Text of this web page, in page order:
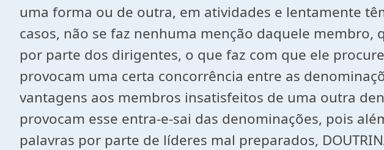
uma forma ou de outra, em atividades e lentamente
casos, não se faz nenhuma menção daquele
por parte dos dirigentes, o que faz com que ele
provocam uma certa concorrência entre as
vantagens aos membros insatisfeitos de uma outra
provocam esse entra-e-sai das denominações, pois
palavras por parte de líderes mal preparados,